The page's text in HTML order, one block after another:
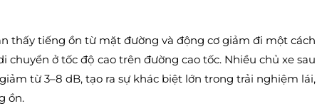
thấy tiếng ồn từ mặt đường và động cơ giảm đi một cách
ở tốc độ cao trên đường cao tốc. Nhiều chủ xe sau
từ 3–8 dB, tạo ra sự khác biệt lớn trong trải nghiệm lái,
ồn.